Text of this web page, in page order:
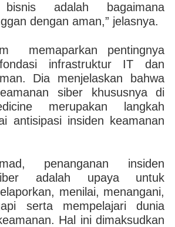
bisnis adalah bagaimana
dengan aman,” jelasnya.
memaparkan pentingnya
infrastruktur IT dan
Dia menjelaskan bahwa
siber khususnya di
merupakan langkah
antisipasi insiden keamanan
penanganan insiden
adalah upaya untuk
menilai, menangani,
serta mempelajari dunia
Hal ini dimaksudkan